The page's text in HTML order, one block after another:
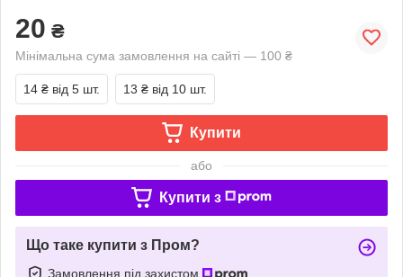
20 ₴
Мінімальна сума замовлення на сайті — 100 ₴
14 ₴ від 5 шт. 13 ₴ від 10 шт.
Купити
або
Купити з
Що таке купити з Пром?
Замовлення під захистом